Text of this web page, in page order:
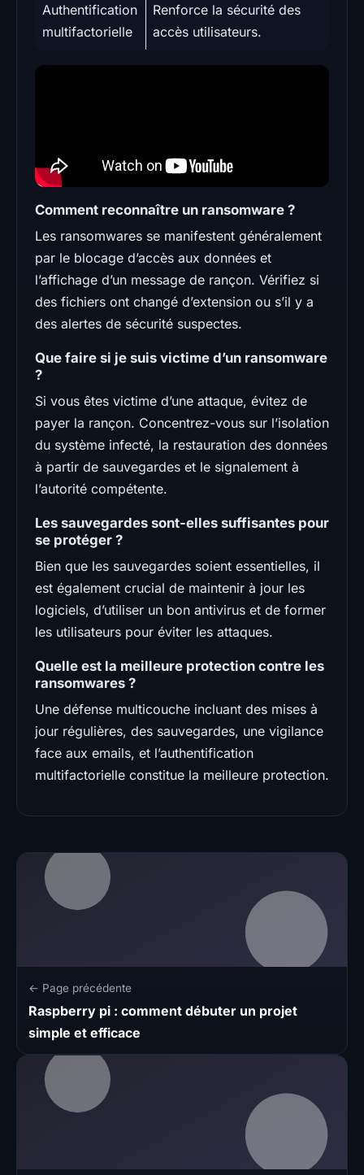
Authentification
multifactorielle
Renforce la sécurité des
accès utilisateurs.
Comment reconnaître un ransomware ?
Les ransomwares se manifestent généralement
par le blocage d’accès aux données et
l’affichage d’un message de rançon. Vérifiez si
des fichiers ont changé d’extension ou s’il y a
des alertes de sécurité suspectes.
Que faire si je suis victime d’un ransomware
?
Si vous êtes victime d’une attaque, évitez de
payer la rançon. Concentrez-vous sur l’isolation
du système infecté, la restauration des données
à partir de sauvegardes et le signalement à
l’autorité compétente.
Les sauvegardes sont-elles suffisantes pour
se protéger ?
Bien que les sauvegardes soient essentielles, il
est également crucial de maintenir à jour les
logiciels, d’utiliser un bon antivirus et de former
les utilisateurs pour éviter les attaques.
Quelle est la meilleure protection contre les
ransomwares ?
Une défense multicouche incluant des mises à
jour régulières, des sauvegardes, une vigilance
face aux emails, et l’authentification
multifactorielle constitue la meilleure protection.
← Page précédente
Raspberry pi : comment débuter un projet
simple et efficace